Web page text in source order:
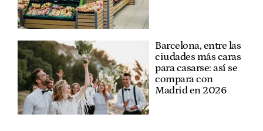
Barcelona, entre las
ciudades más caras
para casarse: así se
compara con
Madrid en 2026